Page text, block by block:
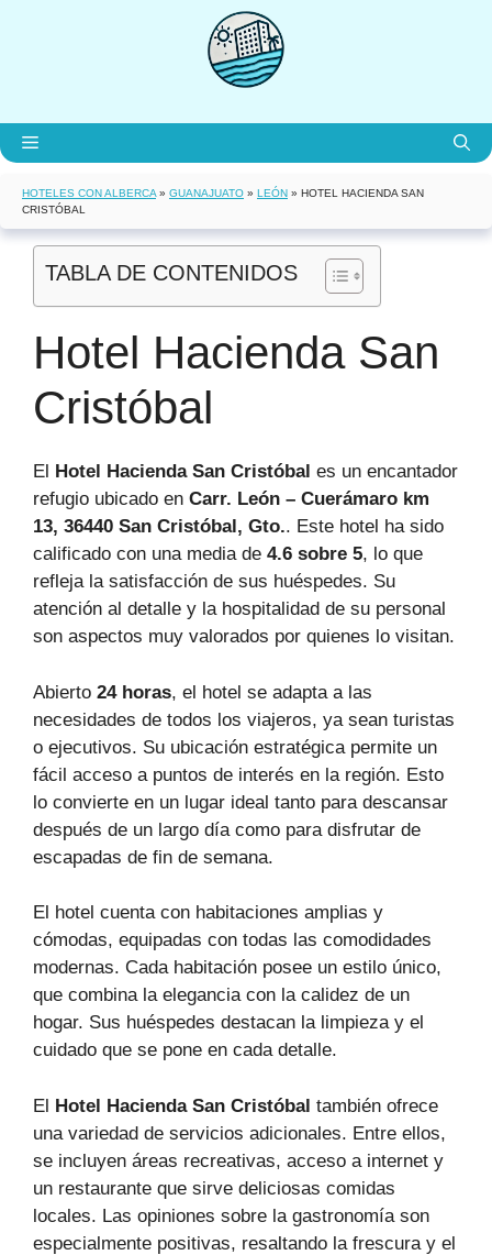
Menú
HOTELES CON ALBERCA » GUANAJUATO » LEÓN » HOTEL HACIENDA SAN
CRISTÓBAL
TABLA DE CONTENIDOS
Hotel Hacienda San
Cristóbal
El Hotel Hacienda San Cristóbal es un encantador
refugio ubicado en Carr. León – Cuerámaro km
13, 36440 San Cristóbal, Gto.. Este hotel ha sido
calificado con una media de 4.6 sobre 5, lo que
refleja la satisfacción de sus huéspedes. Su
atención al detalle y la hospitalidad de su personal
son aspectos muy valorados por quienes lo visitan.
Abierto 24 horas, el hotel se adapta a las
necesidades de todos los viajeros, ya sean turistas
o ejecutivos. Su ubicación estratégica permite un
fácil acceso a puntos de interés en la región. Esto
lo convierte en un lugar ideal tanto para descansar
después de un largo día como para disfrutar de
escapadas de fin de semana.
El hotel cuenta con habitaciones amplias y
cómodas, equipadas con todas las comodidades
modernas. Cada habitación posee un estilo único,
que combina la elegancia con la calidez de un
hogar. Sus huéspedes destacan la limpieza y el
cuidado que se pone en cada detalle.
El Hotel Hacienda San Cristóbal también ofrece
una variedad de servicios adicionales. Entre ellos,
se incluyen áreas recreativas, acceso a internet y
un restaurante que sirve deliciosas comidas
locales. Las opiniones sobre la gastronomía son
especialmente positivas, resaltando la frescura y el